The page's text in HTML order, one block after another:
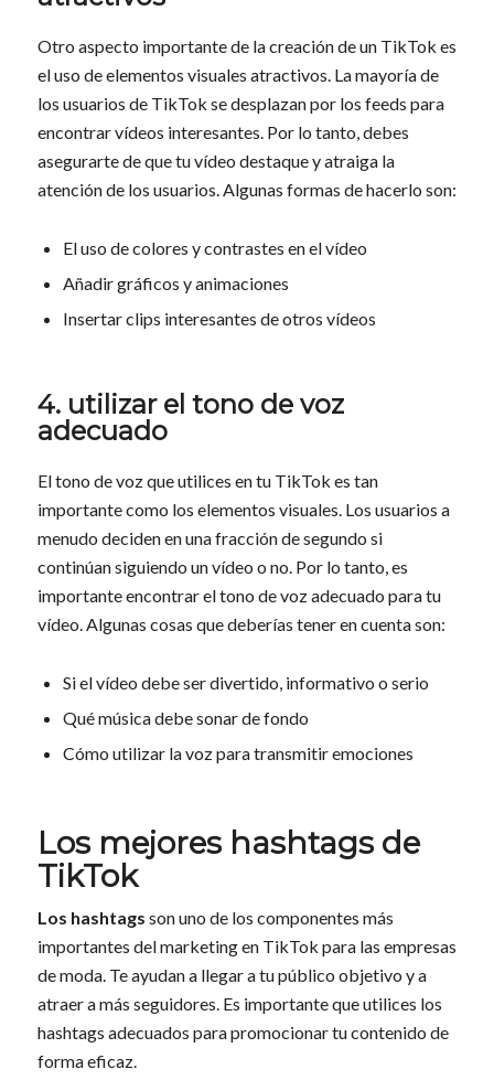
Otro aspecto importante de la creación de un TikTok es
el uso de elementos visuales atractivos. La mayoría de
los usuarios de TikTok se desplazan por los feeds para
encontrar vídeos interesantes. Por lo tanto, debes
asegurarte de que tu vídeo destaque y atraiga la
atención de los usuarios. Algunas formas de hacerlo son:
El uso de colores y contrastes en el vídeo
Añadir gráficos y animaciones
Insertar clips interesantes de otros vídeos
4. utilizar el tono de voz
adecuado
El tono de voz que utilices en tu TikTok es tan
importante como los elementos visuales. Los usuarios a
menudo deciden en una fracción de segundo si
continúan siguiendo un vídeo o no. Por lo tanto, es
importante encontrar el tono de voz adecuado para tu
vídeo. Algunas cosas que deberías tener en cuenta son:
Si el vídeo debe ser divertido, informativo o serio
Qué música debe sonar de fondo
Cómo utilizar la voz para transmitir emociones
Los mejores hashtags de
TikTok
Los hashtags son uno de los componentes más
importantes del marketing en TikTok para las empresas
de moda. Te ayudan a llegar a tu público objetivo y a
atraer a más seguidores. Es importante que utilices los
hashtags adecuados para promocionar tu contenido de
forma eficaz.